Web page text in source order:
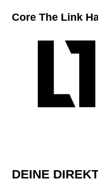
Core The Link
DEINE